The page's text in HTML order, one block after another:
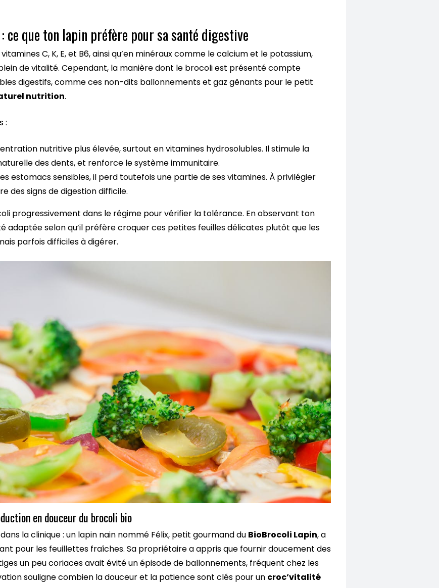
que ton lapin préfère pour sa santé digestive
C, K, E, et B6, ainsi qu’en minéraux comme le calcium et le potassium,
de vitalité. Cependant, la manière dont le brocoli est présenté compte
digestifs, comme ces non-dits ballonnements et gaz gênants pour le petit
nutrition.
:
nutritive plus élevée, surtout en vitamines hydrosolubles. Il stimule la
des dents, et renforce le système immunitaire.
estomacs sensibles, il perd toutefois une partie de ses vitamines. À privilégier
des signs de digestion difficile.
progressivement dans le régime pour vérifier la tolérance. En observant ton
adaptée selon qu’il préfère croquer ces petites feuilles délicates plutôt que les
parfois difficiles à digérer.
en douceur du brocoli bio
la clinique : un lapin nain nommé Félix, petit gourmand du BioBrocoli Lapin, a
pour les feuillettes fraîches. Sa propriétaire a appris que fournir doucement des
un peu coriaces avait évité un épisode de ballonnements, fréquent chez les
souligne combien la douceur et la patience sont clés pour un croc’vitalité